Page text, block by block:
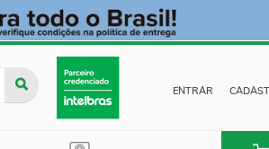
ENTRAR